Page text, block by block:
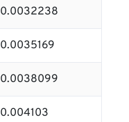
0.0032238
0.0035169
0.0038099
0.004103